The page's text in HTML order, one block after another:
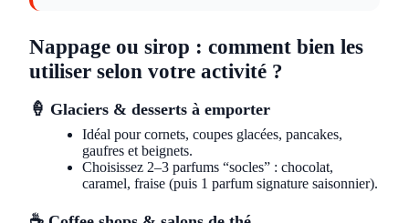
Nappage ou sirop : comment bien les
utiliser selon votre activité ?
🍦 Glaciers & desserts à emporter
Idéal pour cornets, coupes glacées, pancakes,
gaufres et beignets.
Choisissez 2–3 parfums “socles” : chocolat,
caramel, fraise (puis 1 parfum signature saisonnier).